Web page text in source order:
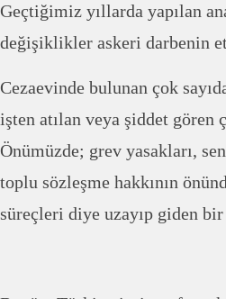
Geçtiğimiz yıllarda yapılan
değişiklikler askeri darbenin
Cezaevinde bulunan çok
işten atılan veya şiddet gören
Önümüzde; grev yasakları,
toplu sözleşme hakkının
süreçleri diye uzayıp giden